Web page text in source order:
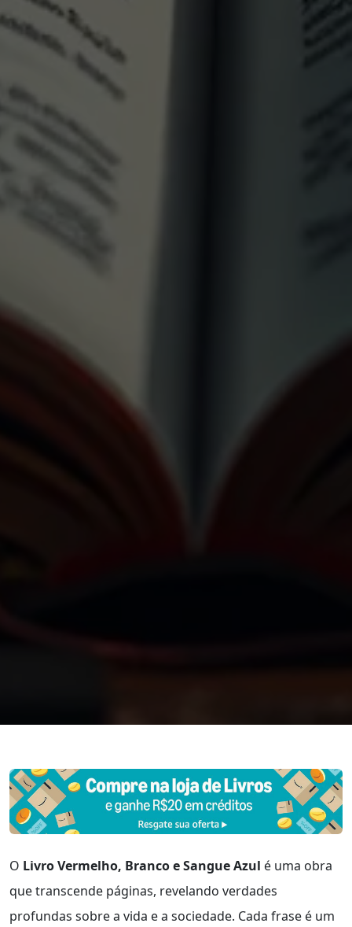
O Livro Vermelho, Branco e Sangue Azul é uma obra
que transcende páginas, revelando verdades
profundas sobre a vida e a sociedade. Cada frase é um